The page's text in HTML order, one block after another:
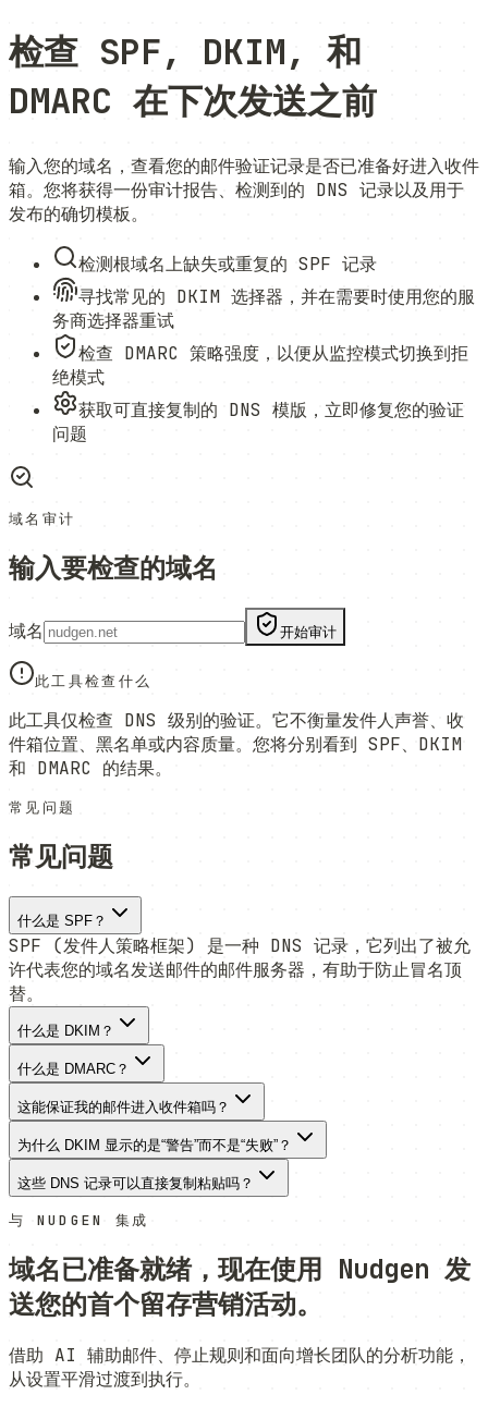
检查 SPF, DKIM, 和
DMARC 在下次发送之前
输入您的域名，查看您的邮件验证记录是否已准备好进入收件
箱。您将获得一份审计报告、检测到的 DNS 记录以及用于
发布的确切模板。
检测根域名上缺失或重复的 SPF 记录
寻找常见的 DKIM 选择器，并在需要时使用您的服
务商选择器重试
检查 DMARC 策略强度，以便从监控模式切换到拒
绝模式
获取可直接复制的 DNS 模版，立即修复您的验证
问题
域名审计
输入要检查的域名
域名 开始审计
此工具检查什么
此工具仅检查 DNS 级别的验证。它不衡量发件人声誉、收
件箱位置、黑名单或内容质量。您将分别看到 SPF、DKIM
和 DMARC 的结果。
常见问题
常见问题
什么是 SPF？
SPF (发件人策略框架) 是一种 DNS 记录，它列出了被允
许代表您的域名发送邮件的邮件服务器，有助于防止冒名顶
替。
什么是 DKIM？
什么是 DMARC？
这能保证我的邮件进入收件箱吗？
为什么 DKIM 显示的是“警告”而不是“失败”？
这些 DNS 记录可以直接复制粘贴吗？
与 NUDGEN 集成
域名已准备就绪，现在使用 Nudgen 发
送您的首个留存营销活动。
借助 AI 辅助邮件、停止规则和面向增长团队的分析功能，
从设置平滑过渡到执行。